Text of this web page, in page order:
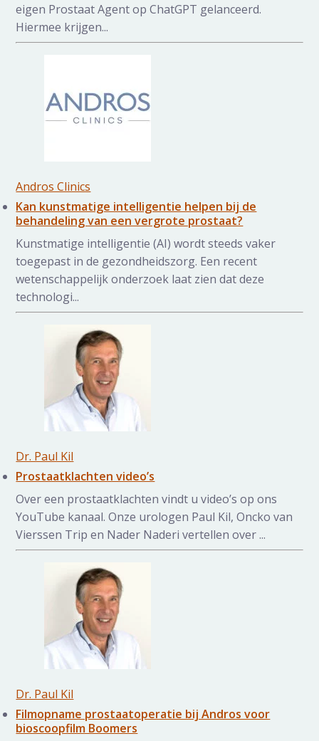
eigen Prostaat Agent op ChatGPT gelanceerd.
Hiermee krijgen...
Andros Clinics
Kan kunstmatige intelligentie helpen bij de
behandeling van een vergrote prostaat?
Kunstmatige intelligentie (AI) wordt steeds vaker
toegepast in de gezondheidszorg. Een recent
wetenschappelijk onderzoek laat zien dat deze
technologi...
Dr. Paul Kil
Prostaatklachten video’s
Over een prostaatklachten vindt u video’s op ons
YouTube kanaal. Onze urologen Paul Kil, Oncko van
Vierssen Trip en Nader Naderi vertellen over ...
Dr. Paul Kil
Filmopname prostaatoperatie bij Andros voor
bioscoopfilm Boomers